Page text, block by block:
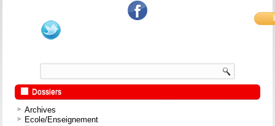
Dossiers
Archives
Ecole/Enseignement